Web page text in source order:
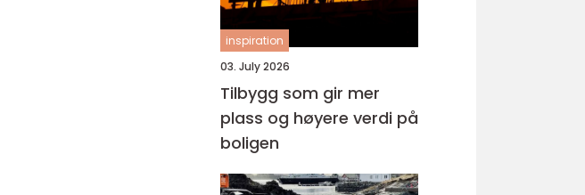
inspiration
03. July 2026
Tilbygg som gir mer
plass og høyere verdi på
boligen